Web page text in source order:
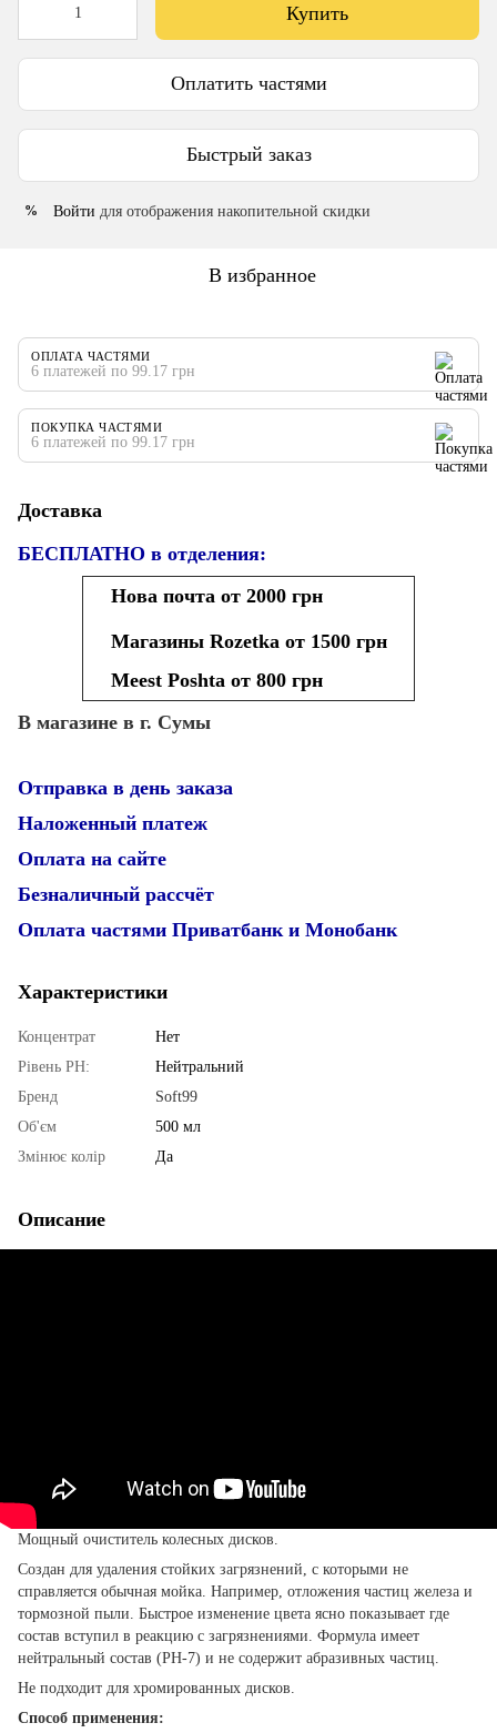
Купить
Оплатить частями
Быстрый заказ
% Войти для отображения накопительной скидки
В избранное
ОПЛАТА ЧАСТЯМИ
6 платежей по 99.17 грн
ПОКУПКА ЧАСТЯМИ
6 платежей по 99.17 грн
Доставка
БЕСПЛАТНО в отделения:
Нова почта от 2000 грн
Магазины Rozetka от 1500 грн
Meest Poshta от 800 грн
В магазине в г. Сумы
Отправка в день заказа
Наложенный платеж
Оплата на сайте
Безналичный рассчёт
Оплата частями Приватбанк и Монобанк
Характеристики
Концентрат
Нет
Рівень PН:
Нейтральний
Бренд
Soft99
Об'єм
500 мл
Змінює колір
Да
Описание
Мощный очиститель колесных дисков.
Создан для удаления стойких загрязнений, с которыми не
справляется обычная мойка. Например, отложения частиц железа и
тормозной пыли. Быстрое изменение цвета ясно показывает где
состав вступил в реакцию с загрязнениями. Формула имеет
нейтральный состав (PH-7) и не содержит абразивных частиц.
Не подходит для хромированных дисков.
Способ применения: